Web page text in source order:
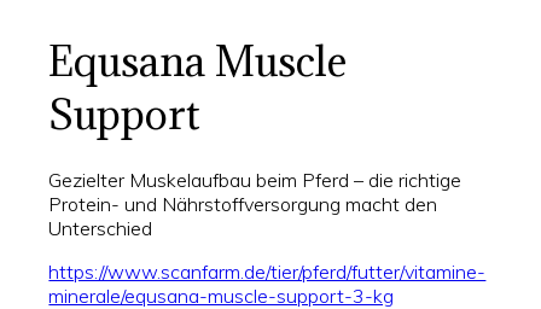
Equsana Muscle
Support
Gezielter Muskelaufbau beim Pferd – die richtige
Protein- und Nährstoffversorgung macht den
Unterschied
https://www.scanfarm.de/tier/pferd/futter/vitamine-
minerale/equsana-muscle-support-3-kg